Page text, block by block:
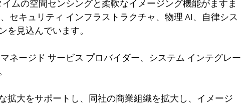
ムの空間センシングと柔軟なイメージング機能がますま
セキュリティ インフラストラクチャ、物理 AI、自律シス
見込んでいます。
ネージド サービス プロバイダー、システム インテグレー
大をサポートし、同社の商業組織を拡大し、イメージ